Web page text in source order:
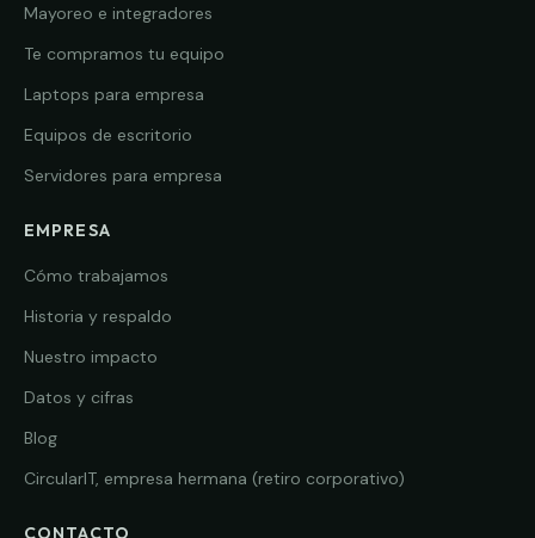
Mayoreo e integradores
Te compramos tu equipo
Laptops para empresa
Equipos de escritorio
Servidores para empresa
EMPRESA
Cómo trabajamos
Historia y respaldo
Nuestro impacto
Datos y cifras
Blog
CircularIT, empresa hermana (retiro corporativo)
CONTACTO